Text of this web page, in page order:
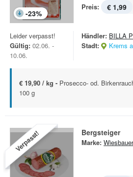
-23%
Preis: € 1,99
Leider verpasst!
Gültig: 02.06. -
10.06.
Händler: BILLA
Stadt:
Krems
€ 19,90 / kg - Prosecco- od.
100 g
Verpasst! Bergsteiger
Marke: Wiesbauer